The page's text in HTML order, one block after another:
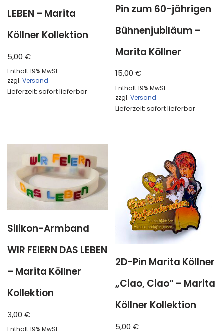
LEBEN – Marita
Köllner Kollektion
5,00 €
Enthält 19% MwSt.
zzgl. Versand
Lieferzeit: sofort lieferbar
Pin zum 60-jährigen
Bühnenjubiläum –
Marita Köllner
15,00€
Enthält 19% MwSt.
zzgl.Versand
Lieferzeit: sofort lieferbar
Silikon-Armband
WIR FEIERN DAS LEBEN
– Marita Köllner
Kollektion
3,00 €
Enthält 19% MwSt.
2D-Pin Marita Köllner
„Ciao, Ciao“ – Marita
Köllner Kollektion
5,00€